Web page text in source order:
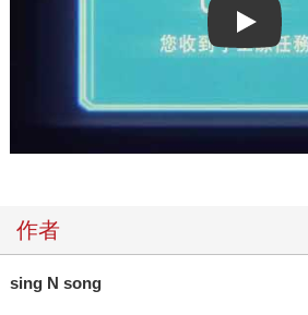
Play video
作者
sing N song